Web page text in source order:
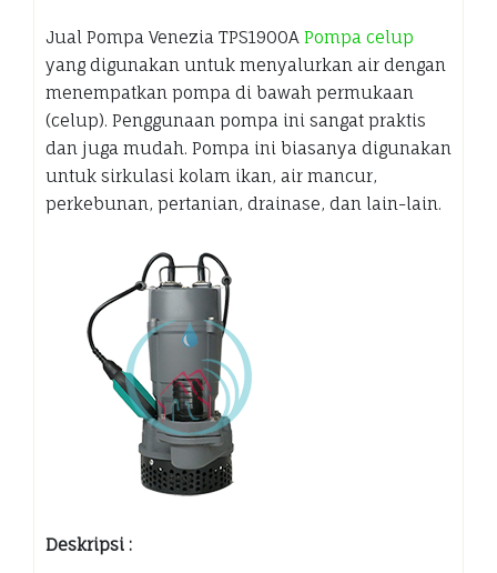
Jual Pompa Venezia TPS1900A Pompa celup
yang digunakan untuk menyalurkan air dengan
menempatkan pompa di bawah permukaan
(celup). Penggunaan pompa ini sangat praktis
dan juga mudah. Pompa ini biasanya digunakan
untuk sirkulasi kolam ikan, air mancur,
perkebunan, pertanian, drainase, dan lain-lain.
Deskripsi :